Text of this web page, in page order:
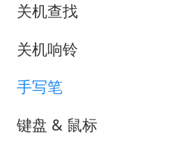
关机查找
关机响铃
手写笔
键盘 & 鼠标